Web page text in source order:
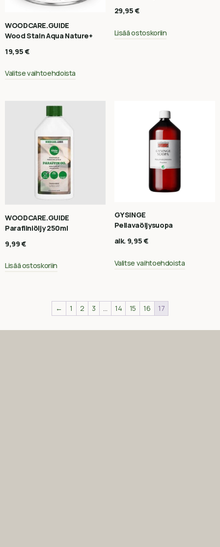
WOODCARE.GUIDE
Wood Stain Aqua Nature+
19,95€
Valitse vaihtoehdoista
29,95€
Lisää ostoskoriin
WOODCARE.GUIDE
Parafiiniöljy 250ml
9,99€
Lisää ostoskoriin
GYSINGE
Pellavaöljysuopa
alk. 9,95€
Valitse vaihtoehdoista
← 1 2 3 … 14 15 16 17